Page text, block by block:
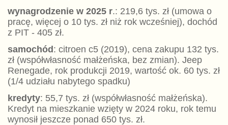
wynagrodzenie w 2025 r.: 219,6 tys. zł (umowa o
pracę, więcej o 10 tys. zł niż rok wcześniej), dochód
z PIT - 405 zł.
samochód: citroen c5 (2019), cena zakupu 132 tys.
zł (współwłasność małżeńska, bez zmian). Jeep
Renegade, rok produkcji 2019, wartość ok. 60 tys. zł
(1/4 udziału nabytego spadku)
kredyty: 55,7 tys. zł (współwłasność małżeńska).
Kredyt na mieszkanie wzięty w 2024 roku, rok temu
wynosił jeszcze ponad 650 tys. zł.